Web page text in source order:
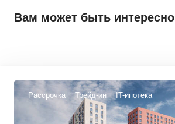
Вам может быть интересно
Рассрочка Трейд-ин IT-ипотека